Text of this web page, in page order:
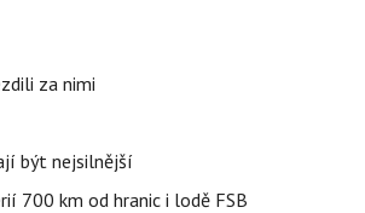
za nimi
být nejsilnější
700 km od hranic i lodě FSB